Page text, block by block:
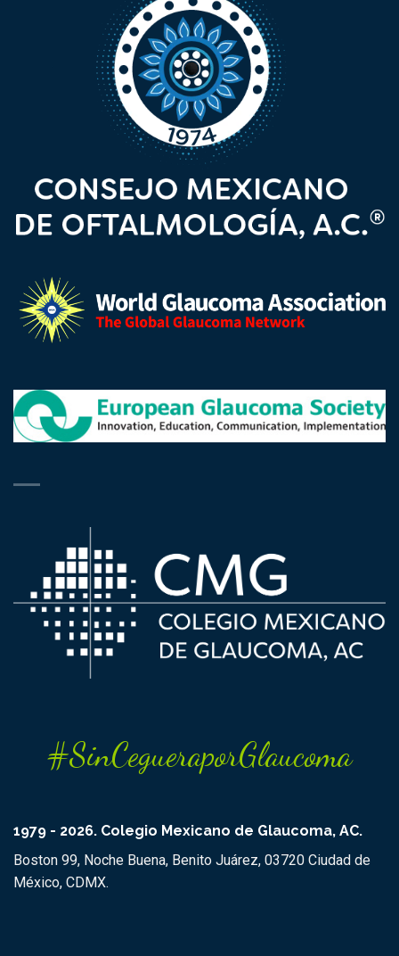
#SinCegueraporGlaucoma
1979 - 2026. Colegio Mexicano de Glaucoma, AC.
Boston 99, Noche Buena, Benito Juárez, 03720 Ciudad de
México, CDMX.